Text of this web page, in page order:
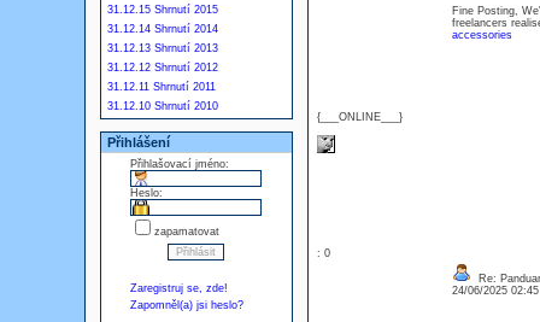
31.12.15 Shrnutí 2015
31.12.14 Shrnutí 2014
31.12.13 Shrnutí 2013
31.12.12 Shrnutí 2012
31.12.11 Shrnutí 2011
31.12.10 Shrnutí 2010
Přihlášení
Přihlašovací jméno:
Heslo:
zapamatovat
Zaregistruj se, zde!
Zapomněl(a) jsi heslo?
{___ONLINE___}
Fine Posting,
freelancers
accessories
: 0
Re:
24/06/2025